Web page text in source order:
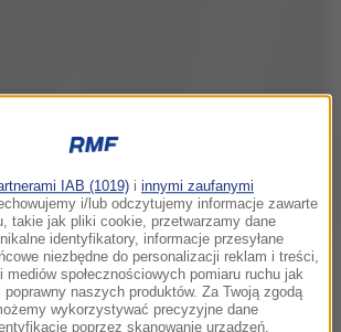
w innych sportach niż boks,
były uważane za poważne kontuzje.
IAB (1019) i innymi zaufanymi
i/lub odczytujemy informacje zawarte
takie jak pliki cookie, przetwarzamy dane
identyfikatory, informacje przesyłane
niezbędne do personalizacji reklam i treści,
mediów społecznościowych pomiaru ruchu jak
poprawny naszych produktów. Za Twoją zgodą
wykorzystywać precyzyjne dane
poprzez skanowanie urządzeń.